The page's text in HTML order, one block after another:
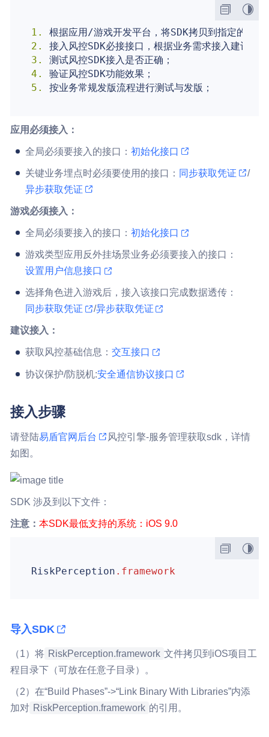
1.
2.
3.
4.
5.
应用必须接入：
全局必须要接入的接口：初始化接口
关键业务埋点时必须要使用的接口： 同步获取凭证
/
异步获取凭证
游戏必须接入：
全局必须要接入的接口：初始化接口
游戏类型应用反外挂场景业务必须要接入的接口：
设置用户信息接口
选择角色进入游戏后，接入该接口完成数据透传：
同步获取凭证
/异步获取凭证
建议接入：
获取风控基础信息：交互接口
协议保护/防脱机:安全通信协议接口
接入步骤
请登陆易盾官网后台
风控引擎-服务管理获取sdk，详情
如图。
SDK 涉及到以下文件：
注意：本SDK最低支持的系统：iOS 9.0
RiskPerception .framework
导入SDK
（1）将 RiskPerception.framework 文件拷贝到iOS项目工
程目录下（可放在任意子目录）。
（2）在“Build Phases”->“Link Binary With Libraries”内添
加对 RiskPerception.framework 的引用。